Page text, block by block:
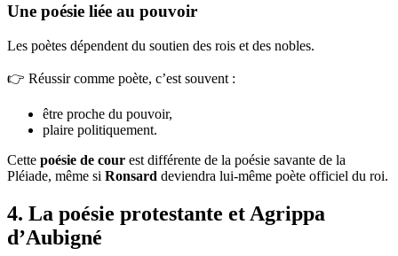
Une poésie liée au pouvoir
Les poètes dépendent du soutien des rois et des nobles.
👉 Réussir comme poète, c’est souvent :
être proche du pouvoir,
plaire politiquement.
Cette poésie de cour est différente de la poésie savante de la
Pléiade, même si Ronsard deviendra lui-même poète officiel du roi.
4. La poésie protestante et Agrippa
d’Aubigné